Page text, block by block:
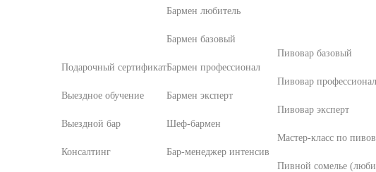
Подарочный сертификат
Выездное обучение
Выездной бар
Консалтинг
Бармен любитель
Бармен базовый
Бармен профессионал
Бармен эксперт
Шеф-бармен
Бар-менеджер интенсив
Пивовар базовый
Пивовар профессионал
Пивовар эксперт
Мастер-класс по
Пивной сомелье